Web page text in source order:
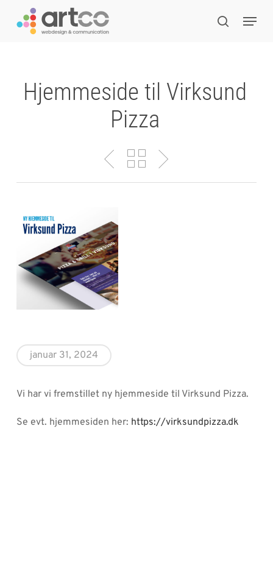
search
Menu
Hjemmeside til Virksund
Pizza
januar 31, 2024
Vi har vi fremstillet ny hjemmeside til Virksund Pizza.
Se evt. hjemmesiden her: https://virksundpizza.dk